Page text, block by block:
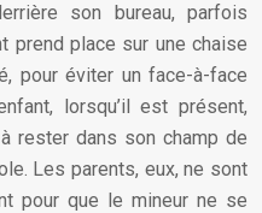
son bureau, parfois
prend place sur une chaise
pour éviter un face-à-face
lorsqu’il est présent,
rester dans son champ de
Les parents, eux, ne sont
pour que le mineur ne se